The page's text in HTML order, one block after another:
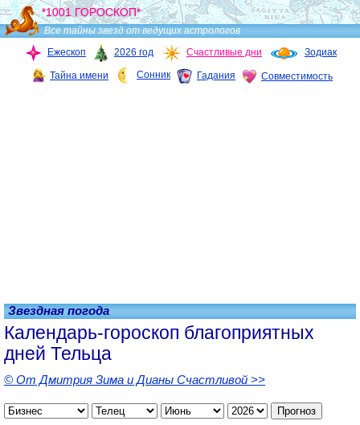
*1001 ГОРОСКОП*
Все тайны звезд от ведущих астрологов
Ежескоп
2026 год Счастливые дни Зодиак
Тайна имени Сонник Гадания Совместимость
Звездная погода
Календарь-гороскоп благоприятных
дней Тельца
© От Дмитрия Зима и Дианы Счастливой >>